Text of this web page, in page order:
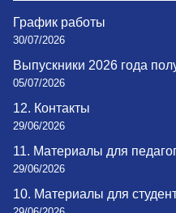
График работы
30/07/2026
Выпускники 2026 года
05/07/2026
12. Контакты
29/06/2026
11. Материалы для
29/06/2026
10. Материалы для